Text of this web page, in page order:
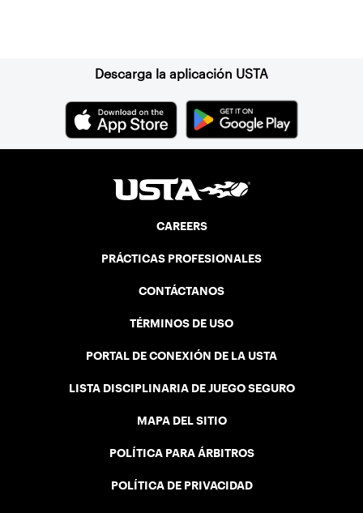
Descarga la aplicación USTA
CAREERS
PRÁCTICAS PROFESIONALES
CONTÁCTANOS
TÉRMINOS DE USO
PORTAL DE CONEXIÓN DE LA USTA
LISTA DISCIPLINARIA DE JUEGO SEGURO
MAPA DEL SITIO
POLÍTICA PARA ÁRBITROS
POLÍTICA DE PRIVACIDAD